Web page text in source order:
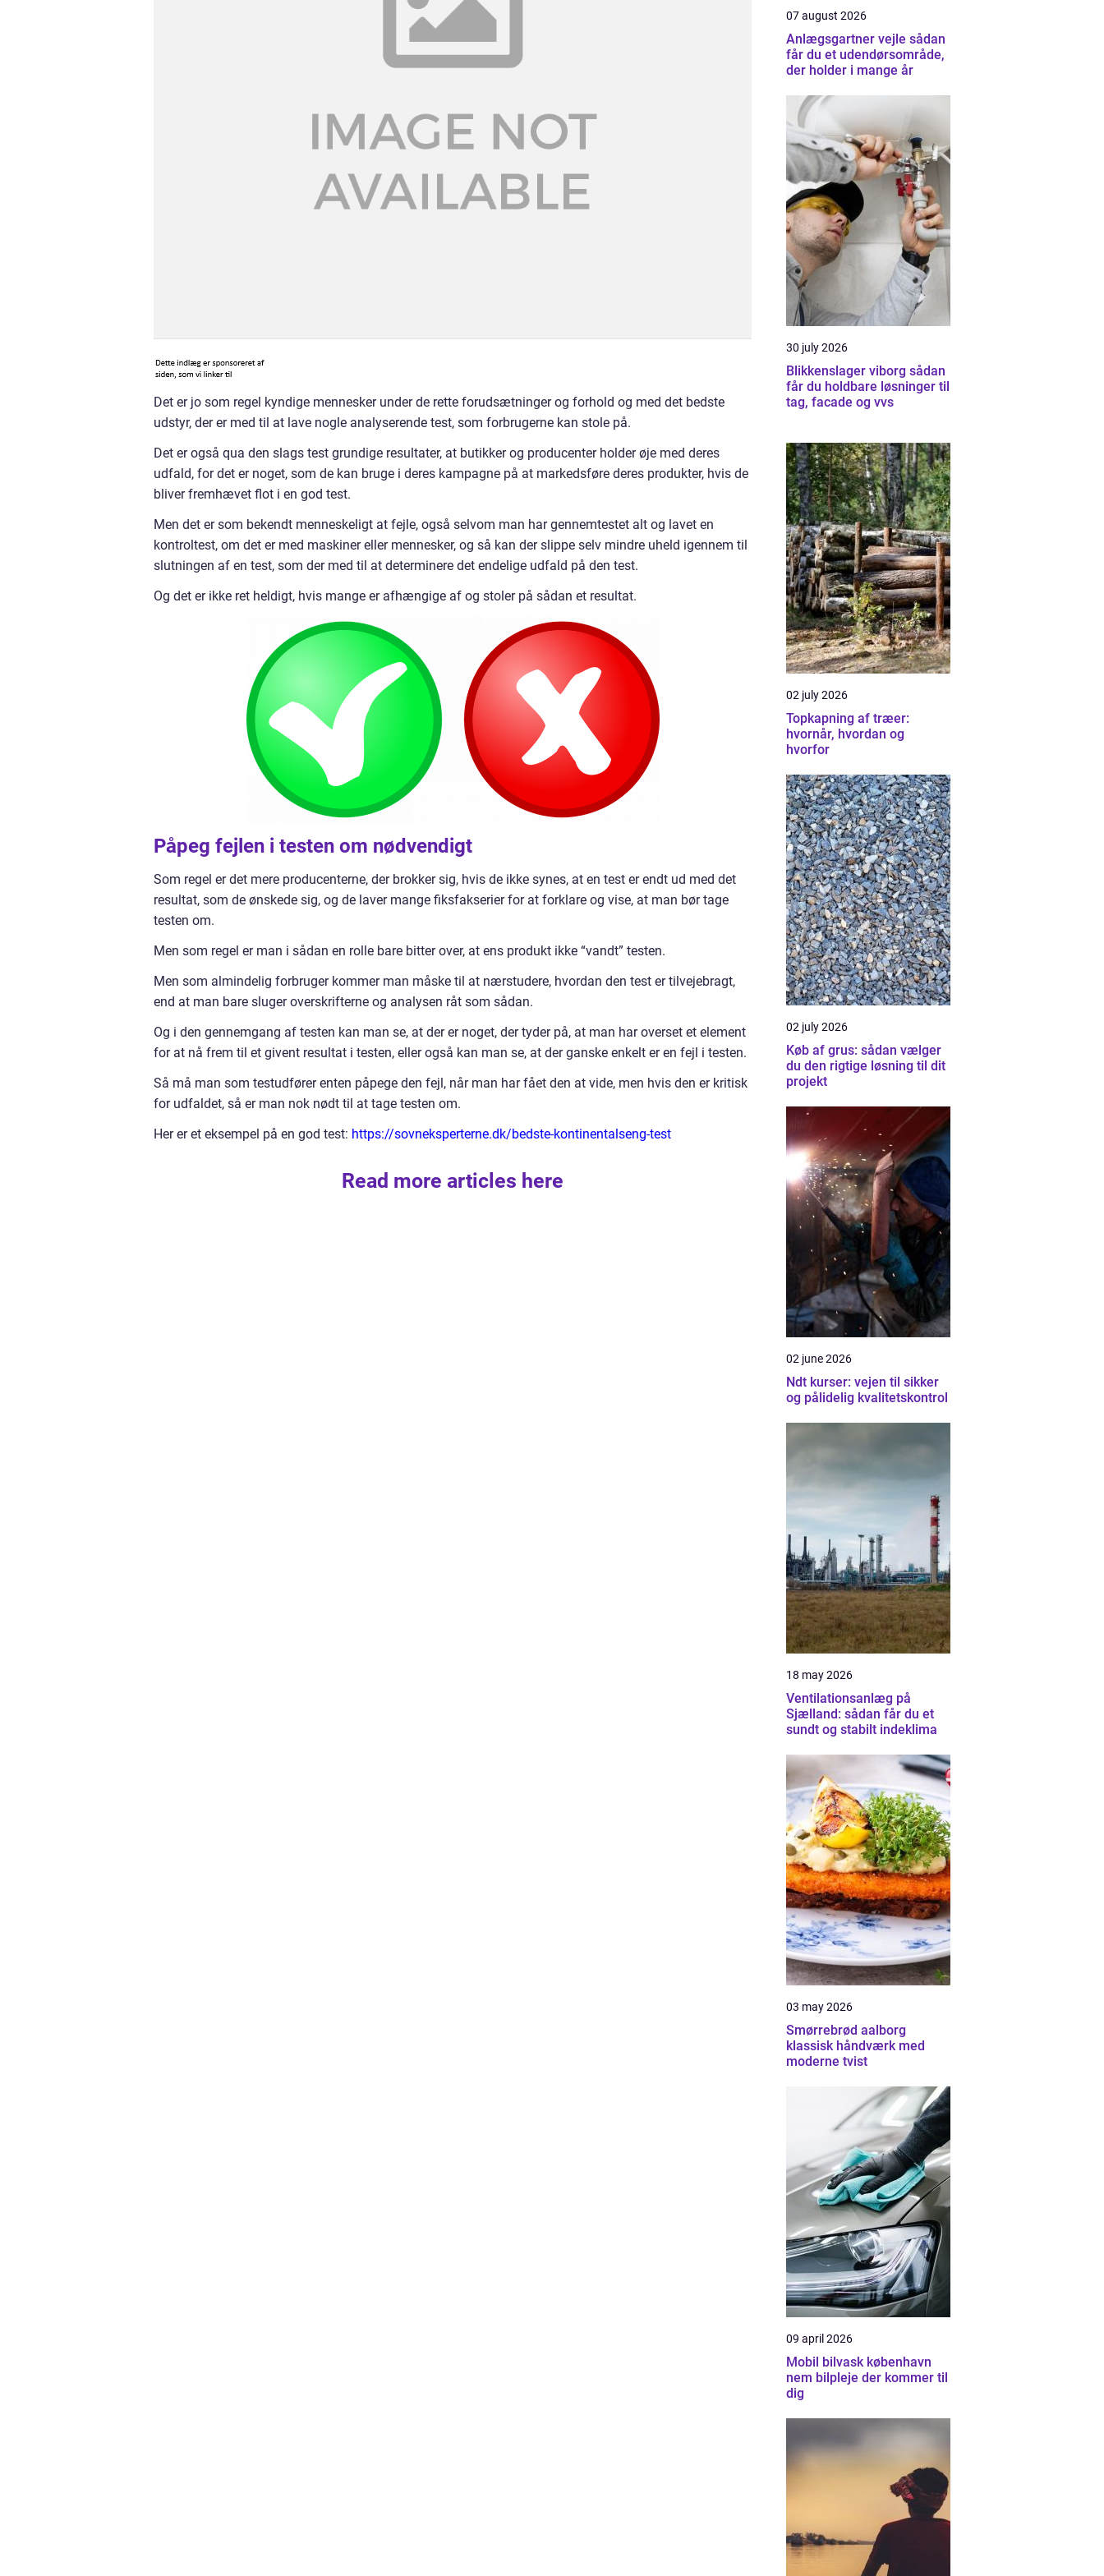
Det er jo som regel kyndige mennesker under de rette forudsætninger og forhold og med det bedste
udstyr, der er med til at lave nogle analyserende test, som forbrugerne kan stole på.
Det er også qua den slags test grundige resultater, at butikker og producenter holder øje med deres
udfald, for det er noget, som de kan bruge i deres kampagne på at markedsføre deres produkter, hvis de
bliver fremhævet flot i en god test.
Men det er som bekendt menneskeligt at fejle, også selvom man har gennemtestet alt og lavet en
kontroltest, om det er med maskiner eller mennesker, og så kan der slippe selv mindre uheld igennem til
slutningen af en test, som der med til at determinere det endelige udfald på den test.
Og det er ikke ret heldigt, hvis mange er afhængige af og stoler på sådan et resultat.
Påpeg fejlen i testen om nødvendigt
Som regel er det mere producenterne, der brokker sig, hvis de ikke synes, at en test er endt ud med det
resultat, som de ønskede sig, og de laver mange fiksfakserier for at forklare og vise, at man bør tage
testen om.
Men som regel er man i sådan en rolle bare bitter over, at ens produkt ikke “vandt” testen.
Men som almindelig forbruger kommer man måske til at nærstudere, hvordan den test er tilvejebragt,
end at man bare sluger overskrifterne og analysen råt som sådan.
Og i den gennemgang af testen kan man se, at der er noget, der tyder på, at man har overset et element
for at nå frem til et givent resultat i testen, eller også kan man se, at der ganske enkelt er en fejl i testen.
Så må man som testudfører enten påpege den fejl, når man har fået den at vide, men hvis den er kritisk
for udfaldet, så er man nok nødt til at tage testen om.
Her er et eksempel på en god test: https://sovneksperterne.dk/bedste-kontinentalseng-test
Read more articles here
07 august 2026
Anlægsgartner vejle sådan
får du et udendørsområde,
der holder i mange år
30 july 2026
Blikkenslager viborg sådan
får du holdbare løsninger til
tag, facade og vvs
02 july 2026
Topkapning af træer:
hvornår, hvordan og
hvorfor
02 july 2026
Køb af grus: sådan vælger
du den rigtige løsning til dit
projekt
02 june 2026
Ndt kurser: vejen til sikker
og pålidelig kvalitetskontrol
18 may 2026
Ventilationsanlæg på
Sjælland: sådan får du et
sundt og stabilt indeklima
03 may 2026
Smørrebrød aalborg
klassisk håndværk med
moderne tvist
09 april 2026
Mobil bilvask københavn
nem bilpleje der kommer til
dig